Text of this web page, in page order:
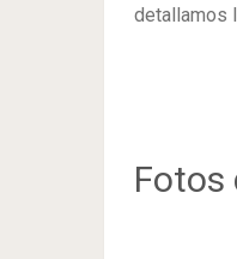
detallamos
Fotos